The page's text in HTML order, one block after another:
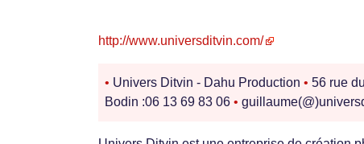
http://www.universditvin.com/
• Univers Ditvin - Dahu Production • 56 rue
Bodin :06 13 69 83 06 •